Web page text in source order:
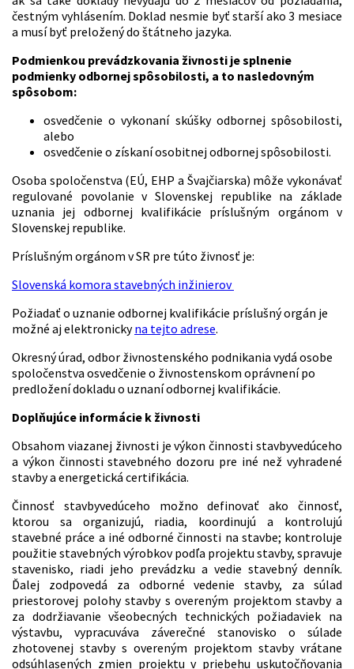
čestným vyhlásením. Doklad nesmie byť starší ako 3 mesiace
a musí byť preložený do štátneho jazyka.
Podmienkou prevádzkovania živnosti je splnenie
podmienky odbornej spôsobilosti, a to nasledovným
spôsobom:
osvedčenie o vykonaní skúšky odbornej spôsobilosti,
alebo
osvedčenie o získaní osobitnej odbornej spôsobilosti.
Osoba spoločenstva (EÚ, EHP a Švajčiarska) môže vykonávať
regulované povolanie v Slovenskej republike na základe
uznania jej odbornej kvalifikácie príslušným orgánom v
Slovenskej republike.
Príslušným orgánom v SR pre túto živnosť je:
Slovenská komora stavebných inžinierov
Požiadať o uznanie odbornej kvalifikácie príslušný orgán je
možné aj elektronickyna tejto adrese.
Okresný úrad, odbor živnostenského podnikania vydá osobe
spoločenstva osvedčenie o živnostenskom oprávnení po
predložení dokladu o uznaní odbornej kvalifikácie.
Doplňujúce informácie k živnosti
Obsahom viazanej živnosti je výkon činnosti stavbyvedúceho
a výkon činnosti stavebného dozoru pre iné než vyhradené
stavby a energetická certifikácia.
Činnosť stavbyvedúceho možno definovať ako činnosť,
ktorou sa organizujú, riadia, koordinujú a kontrolujú
stavebné práce a iné odborné činnosti na stavbe; kontroluje
použitie stavebných výrobkov podľa projektu stavby, spravuje
stavenisko, riadi jeho prevádzku a vedie stavebný denník.
Ďalej zodpovedá za odborné vedenie stavby, za súlad
priestorovej polohy stavby s overeným projektom stavby a
za dodržiavanie všeobecných technických požiadaviek na
výstavbu, vypracuváva záverečné stanovisko o súlade
zhotovenej stavby s overeným projektom stavby vrátane
odsúhlasených zmien projektu v priebehu uskutočňovania